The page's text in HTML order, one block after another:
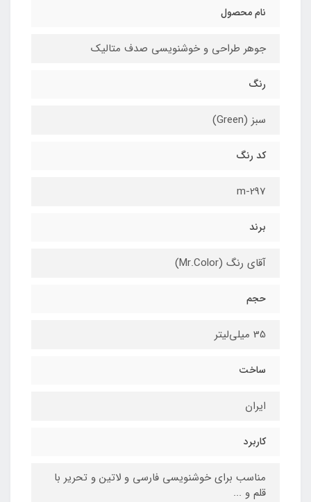
نام محصول
جوهر طراحی و خوشنویسی صدف متالیک
رنگ
سبز (Green)
کد رنگ
m-297
برند
آقای رنگ (Mr.Color)
حجم
35 میلی‌لیتر
ساخت
ایران
کاربرد
مناسب برای خوشنویسی فارسی و لاتین و تحریر با
قلم و ...